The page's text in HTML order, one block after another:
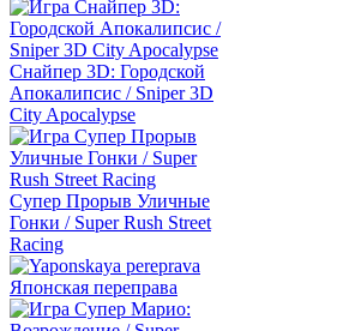
Снайпер 3D: Городской
Апокалипсис / Sniper 3D
City Apocalypse
Супер Прорыв Уличные
Гонки / Super Rush Street
Racing
Японская переправа